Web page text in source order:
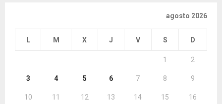
agosto 2026
L M X J V S D
1 2
3 4 5 6 7 8 9
10 11 12 13 14 15 16